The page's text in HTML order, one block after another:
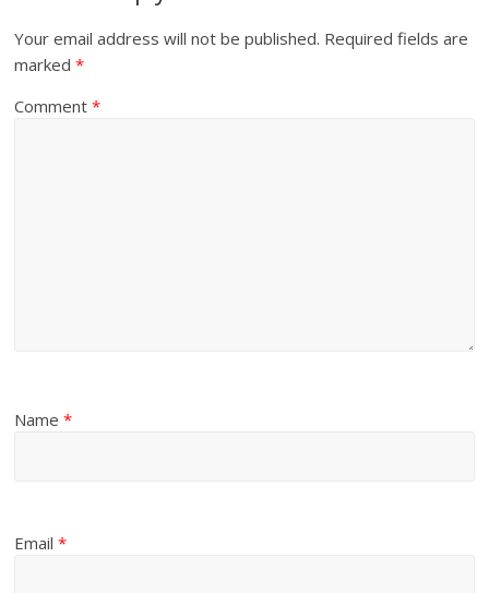
Your email address will not be published. Required fields are
marked*
Comment*
Name*
Email*